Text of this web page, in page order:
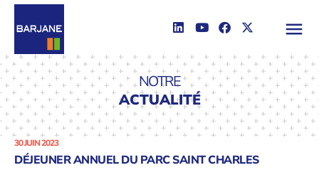
NOTRE
ACTUALITÉ
30 JUIN 2023
DÉJEUNER ANNUEL DU PARC SAINT CHARLES